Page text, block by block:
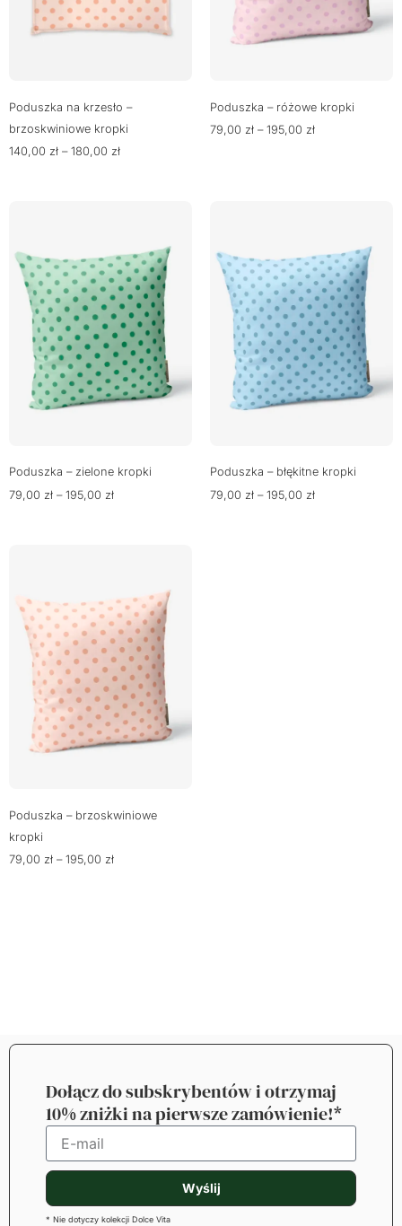
Poduszka na krzesło –
brzoskwiniowe kropki
140,00 zł – 180,00 zł
Poduszka – różowe kropki
79,00 zł – 195,00 zł
Poduszka – zielone kropki
79,00 zł – 195,00 zł
Poduszka – błękitne kropki
79,00 zł – 195,00 zł
Poduszka – brzoskwiniowe
kropki
79,00 zł – 195,00 zł
Dołącz do subskrybentów i otrzymaj
10% zniżki na pierwsze zamówienie!*
Wyślij
* Nie dotyczy kolekcji Dolce Vita